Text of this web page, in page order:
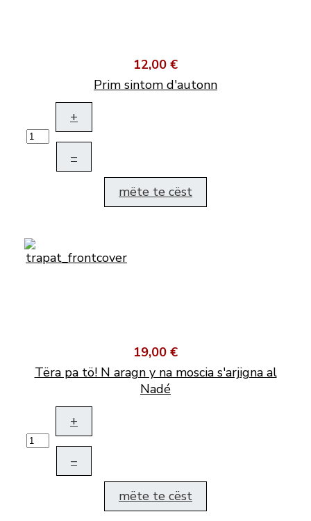
12,00 €
Prim sintom d'autonn
+
–
mëte te cëst
19,00 €
Tëra pa tö! N aragn y na moscia s'arjigna al
Nadé
+
–
mëte te cëst